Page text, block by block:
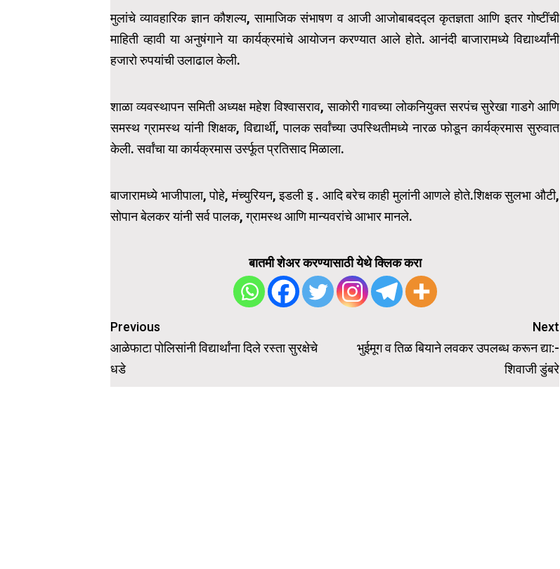
मुलांचे व्यावहारिक ज्ञान कौशल्य, सामाजिक संभाषण व आजी आजोबाबदद्ल कृतज्ञता आणि इतर गोष्टींची
माहिती व्हावी या अनुषंगाने या कार्यक्रमांचे आयोजन करण्यात आले होते. आनंदी बाजारामध्ये विद्यार्थ्यांनी
हजारो रुपयांची उलाढाल केली.
शाळा व्यवस्थापन समिती अध्यक्ष महेश विश्वासराव, साकोरी गावच्या लोकनियुक्त सरपंच सुरेखा गाडगे आणि
समस्थ ग्रामस्थ यांनी शिक्षक, विद्यार्थी, पालक सर्वांच्या उपस्थितीमध्ये नारळ फोडून कार्यक्रमास सुरुवात
केली. सर्वांचा या कार्यक्रमास उर्स्फूत प्रतिसाद मिळाला.
बाजारामध्ये भाजीपाला, पोहे, मंच्युरियन, इडली इ . आदि बरेच काही मुलांनी आणले होते.शिक्षक सुलभा औटी,
सोपान बेलकर यांनी सर्व पालक, ग्रामस्थ आणि मान्यवरांचे आभार मानले.
बातमी शेअर करण्यासाठी येथे क्लिक करा
Post
navigation
Previous
आळेफाटा पोलिसांनी विद्यार्थांना दिले रस्ता सुरक्षेचे
धडे
Next
भुईमूग व तिळ बियाने लवकर उपलब्ध करून द्या:-
शिवाजी डुंबरे